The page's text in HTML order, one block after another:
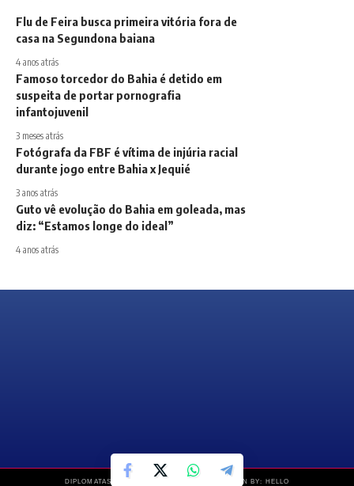
Flu de Feira busca primeira vitória fora de
casa na Segundona baiana
4 anos atrás
Famoso torcedor do Bahia é detido em
suspeita de portar pornografia
infantojuvenil
3 meses atrás
Fotógrafa da FBF é vítima de injúria racial
durante jogo entre Bahia x Jequié
3 anos atrás
Guto vê evolução do Bahia em goleada, mas
diz: “Estamos longe do ideal”
4 anos atrás
DIPLOMATAS NEWS © COPYRIGHT 2019 – DESIGN BY: HELLO